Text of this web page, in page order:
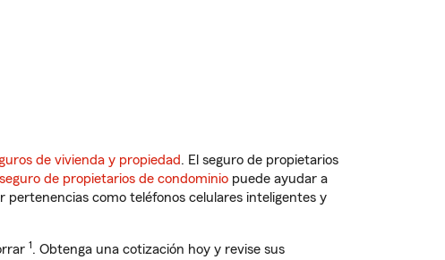
de vivienda y propiedad. El seguro de propietarios
de propietarios de condominio puede ayudar a
pertenencias como teléfonos celulares inteligentes y
1. Obtenga una cotización hoy y revise sus